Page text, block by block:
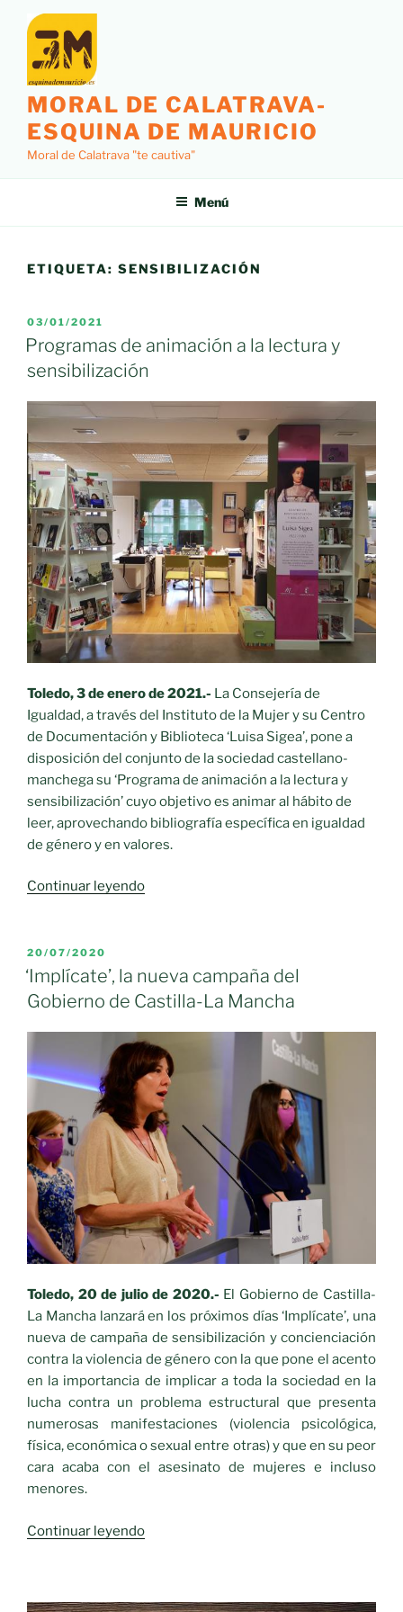
contenido
MORAL DE CALATRAVA-
ESQUINA DE MAURICIO
Moral de Calatrava "te cautiva"
Menú
ETIQUETA: SENSIBILIZACIÓN
PUBLICADO
EL
03/01/2021
Programas de animación a la lectura y
sensibilización
Toledo, 3 de enero de 2021.- La Consejería de
Igualdad, a través del Instituto de la Mujer y su Centro
de Documentación y Biblioteca ‘Luisa Sigea’, pone a
disposición del conjunto de la sociedad castellano-
manchega su ‘Programa de animación a la lectura y
sensibilización’ cuyo objetivo es animar al hábito de
leer, aprovechando bibliografía específica en igualdad
de género y en valores.
Continuar leyendo«Programas
la
lectura
sensibilización»
PUBLICADO
EL
20/07/2020
‘Implícate’, la nueva campaña del
Gobierno de Castilla-La Mancha
Toledo, 20 de julio de 2020.- El Gobierno de Castilla-
La Mancha lanzará en los próximos días ‘Implícate’, una
nueva de campaña de sensibilización y concienciación
contra la violencia de género con la que pone el acento
en la importancia de implicar a toda la sociedad en la
lucha contra un problema estructural que presenta
numerosas manifestaciones (violencia psicológica,
física, económica o sexual entre otras) y que en su peor
cara acaba con el asesinato de mujeres e incluso
menores.
Continuar leyendo«‘Implícate’,